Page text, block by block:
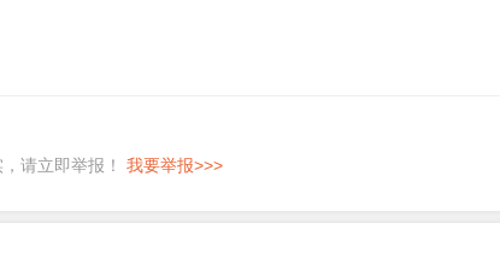
请立即举报！ 我要举报>>>